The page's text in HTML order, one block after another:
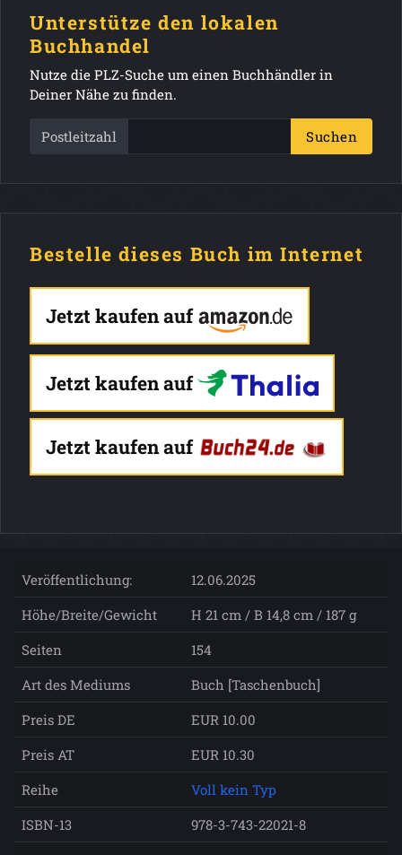
Unterstütze den lokalen
Buchhandel
Nutze die PLZ-Suche um einen Buchhändler in
Deiner Nähe zu finden.
Postleitzahl Suchen
Bestelle dieses Buch im Internet
Jetzt kaufen auf
Jetzt kaufen auf
Jetzt kaufen auf
Veröffentlichung:
12.06.2025
Höhe/Breite/Gewicht
H 21 cm / B 14,8 cm / 187 g
Seiten
154
Art des Mediums
Buch [Taschenbuch]
Preis DE
EUR 10.00
Preis AT
EUR 10.30
Reihe
Voll kein Typ
ISBN-13
978-3-743-22021-8